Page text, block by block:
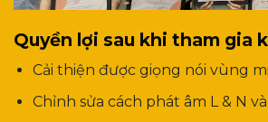
Quyền lợi sau khi tham gia
Cải thiện được giọng nói vùng
Chỉnh sửa cách phát âm L & N và